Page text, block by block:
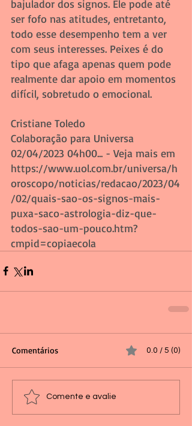
bajulador dos signos. Ele pode até
ser fofo nas atitudes, entretanto,
todo esse desempenho tem a ver
com seus interesses. Peixes é do
tipo que afaga apenas quem pode
realmente dar apoio em momentos
difícil, sobretudo o emocional.
Cristiane Toledo
Colaboração para Universa
02/04/2023 04h00... - Veja mais em
https://www.uol.com.br/universa/h
oroscopo/noticias/redacao/2023/04
/02/quais-sao-os-signos-mais-
puxa-saco-astrologia-diz-que-
todos-sao-um-pouco.htm?
cmpid=copiaecola
Comentários 0.0 / 5 (0)
Comente e avalie